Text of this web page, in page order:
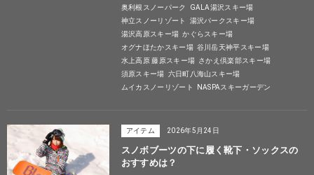
奥利根スノーパーク
GALA湯沢スキー場
神立スノーリゾート
湯沢パークスキー場
湯沢高原スキー場 かぐらスキー場
オグナほたかスキー場 谷川岳天神平スキー場
水上高原 藤原スキー場 さかえ倶楽部スキー場
須原スキー場 六日町八海山スキー場
ムイカスノーリゾート
NASPAスキーガーデン
アイテム 2026年5月24日
スノボブーツの下に履く靴下・ソックスの
おすすめは？